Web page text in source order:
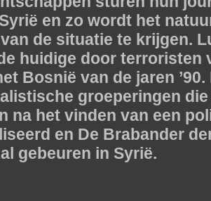
en zo wordt het
de situatie te krijgen.
huidige door terroristen
Bosnië van de jaren ’90.
groeperingen
na het vinden van een
en De Brabander
gebeuren in Syrië.